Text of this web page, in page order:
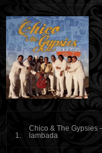
Chico & The Gypsies
lambada